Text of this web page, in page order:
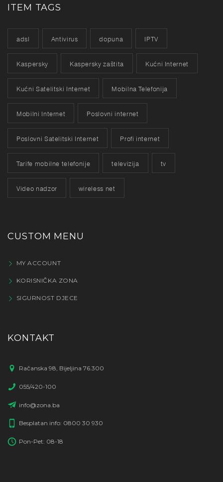
ITEM TAGS
adsl Antivirus dopuna IPTV
Kaspersky Kaspersky zaštita Kućni Internet
Kućni Satelitski Internet Mobilna Telefonija
Mobilni Internet Poslovni internet
Poslovni Satelitski Internet Profi internet
Tarife mobilne telefonije televizija tv
Video nadzor wireless net
CUSTOM MENU
MY ACCOUNT
KORISNIČKA ZONA
SIGURNOST DJECE
KONTAKT
Račanska 98, Bijeljina 76.300
055/420-100
info@zona.ba
Besplatan info: 0800 30 930
Pon-Pet: 08-18